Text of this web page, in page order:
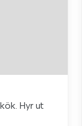
Hyr ut